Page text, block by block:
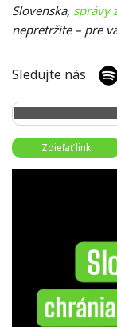
Slovenska, správy
nepretržite – pre
Sledujte nás
Zdieľať link